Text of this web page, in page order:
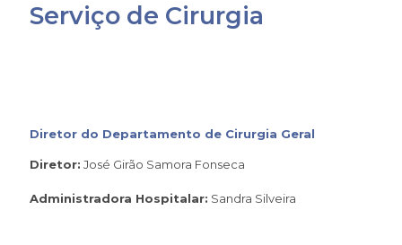
Serviço de Cirurgia
Diretor do Departamento de Cirurgia Geral
Diretor: José Girão Samora Fonseca
Administradora Hospitalar: Sandra Silveira